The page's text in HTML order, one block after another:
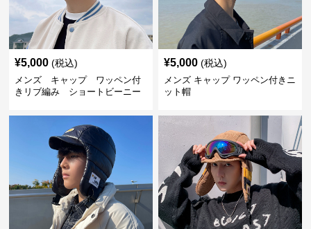
¥5,000 (税込)
メンズ キャップ ワッペン付
きリブ編み ショートビーニー
¥5,000 (税込)
メンズ キャップ ワッペン付きニ
ット帽